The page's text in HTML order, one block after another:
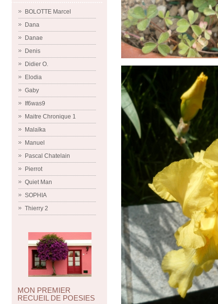
BOLOTTE Marcel
Dana
Danae
Denis
Didier O.
Elodia
Gaby
If6was9
Maitre Chronique 1
Malaïka
Manuel
Pascal Chatelain
Pierrot
Quiet Man
SOPHIA
Thierry 2
MON PREMIER
RECUEIL DE POESIES